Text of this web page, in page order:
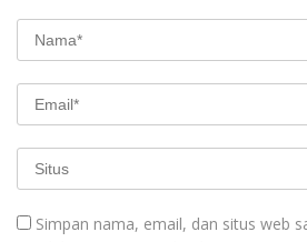
Simpan nama, email, dan situs web